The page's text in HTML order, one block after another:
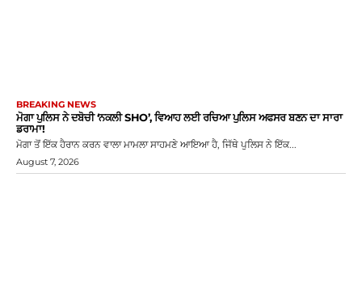
BREAKING NEWS
ਮੋਗਾ ਪੁਲਿਸ ਨੇ ਦਬੋਚੀ ‘ਨਕਲੀ SHO’, ਵਿਆਹ ਲਈ ਰਚਿਆ ਪੁਲਿਸ ਅਫਸਰ ਬਣਨ ਦਾ ਸਾਰਾ
ਡਰਾਮਾ!
ਮੋਗਾ ਤੋਂ ਇੱਕ ਹੈਰਾਨ ਕਰਨ ਵਾਲਾ ਮਾਮਲਾ ਸਾਹਮਣੇ ਆਇਆ ਹੈ, ਜਿੱਥੇ ਪੁਲਿਸ ਨੇ ਇੱਕ...
August 7, 2026